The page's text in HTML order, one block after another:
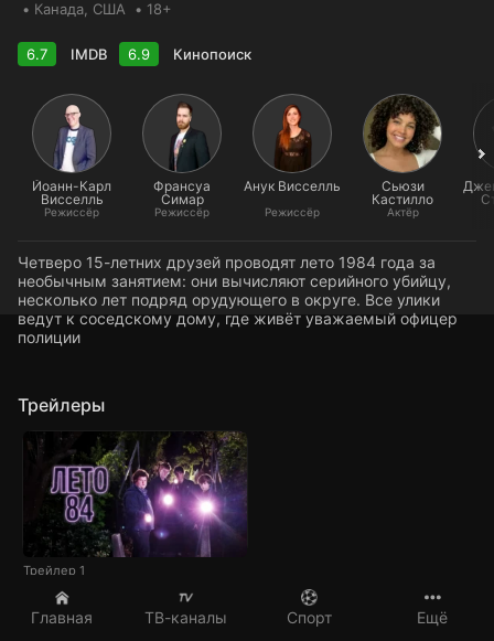
Главная ТВ-каналы Спорт Ещё
Канада , США 18+
6.7 IMDB 6.9 Кинопоиск
Йоанн-Карл
Висселль
Режиссёр
Франсуа
Симар
Режиссёр
Анук Висселль
Режиссёр
Сьюзи
Кастилло
Актёр
Четверо 15-летних друзей проводят лето 1984 года за
необычным занятием: они вычисляют серийного убийцу,
несколько лет подряд орудующего в округе. Все улики
ведут к соседскому дому, где живёт уважаемый офицер
полиции
Трейлеры
Трейлер 1